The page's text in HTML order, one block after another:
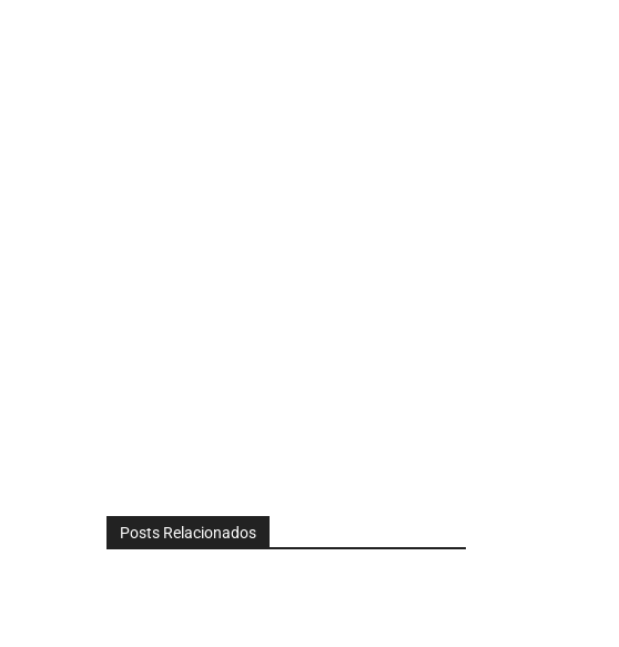
Posts Relacionados